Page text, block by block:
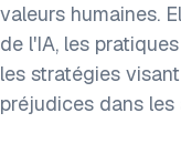
valeurs humaines.
de l'IA, les
les stratégies
préjudices dans